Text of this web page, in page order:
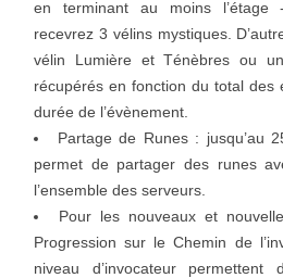
en terminant au moins l’étage
recevrez 3 vélins mystiques.
vélin Lumière et Ténèbres ou
récupérés en fonction du total des
durée de l’évènement.
Partage de Runes : jusqu’au
permet de partager des runes
l’ensemble des serveurs.
Pour les nouveaux et
Progression sur le Chemin de
niveau d’invocateur permettent